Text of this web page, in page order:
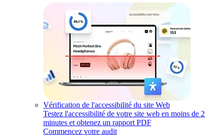
Vérification de l'accessibilité du site Web
Testez l'accessibilité de votre site web en moins de 2
minutes et obtenez un rapport PDF
Commencez votre audit